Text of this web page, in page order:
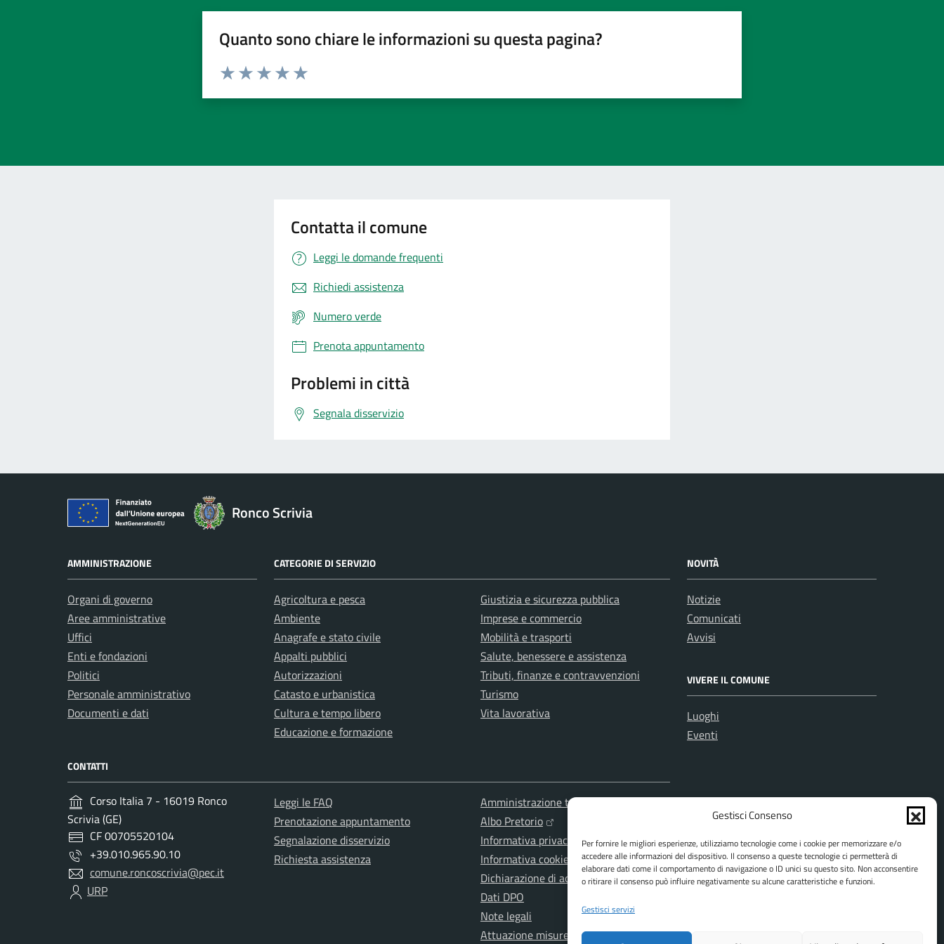
Gestisci Consenso
Per fornire le migliori esperienze, utilizziamo tecnologie come i cookie per memorizzare e/o
accedere alle informazioni del dispositivo. Il consenso a queste tecnologie ci permetterà di
elaborare dati come il comportamento di navigazione o ID unici su questo sito. Non acconsentire
o ritirare il consenso può influire negativamente su alcune caratteristiche e funzioni.
Gestisci servizi
Quanto sono chiare le informazioni su questa pagina?
Valuta da 1 a 5 stelle la pagina
Contatta il comune
Leggi le domande frequenti
Richiedi assistenza
Numero verde
Prenota appuntamento
Problemi in città
Segnala disservizio
Ronco Scrivia
AMMINISTRAZIONE
Organi di governo
Aree amministrative
Uffici
Enti e fondazioni
Politici
Personale amministrativo
Documenti e dati
CATEGORIE DI SERVIZIO
Agricoltura e pesca
Ambiente
Anagrafe e stato civile
Appalti pubblici
Autorizzazioni
Catasto e urbanistica
Cultura e tempo libero
Educazione e formazione
Giustizia e sicurezza pubblica
Imprese e commercio
Mobilità e trasporti
Salute, benessere e assistenza
Tributi, finanze e contravvenzioni
Turismo
Vita lavorativa
NOVITÀ
Notizie
Comunicati
Avvisi
VIVERE IL COMUNE
Luoghi
Eventi
CONTATTI
Corso Italia 7 - 16019 Ronco
Scrivia (GE)
CF 00705520104
+39.010.965.90.10
comune.roncoscrivia@pec.it
URP
Leggi le FAQ
Prenotazione appuntamento
Segnalazione disservizio
Richiesta assistenza
Amministrazione trasparente
Albo Pretorio
Informativa privacy
Informativa cookies
Dichiarazione di accessibilità
Dati DPO
Note legali
Attuazione misure PNRR